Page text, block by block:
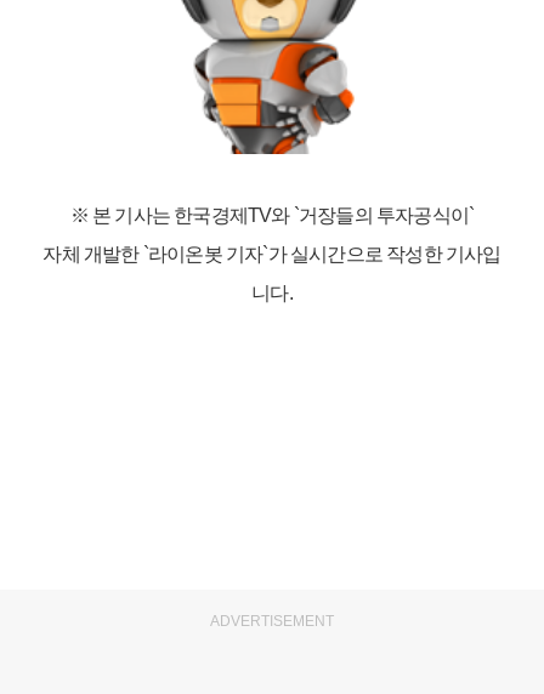
※ 본 기사는 한국경제TV와 `거장들의 투자공식이`
자체 개발한 `라이온봇 기자`가 실시간으로 작성한 기사입
니다.
ADVERTISEMENT